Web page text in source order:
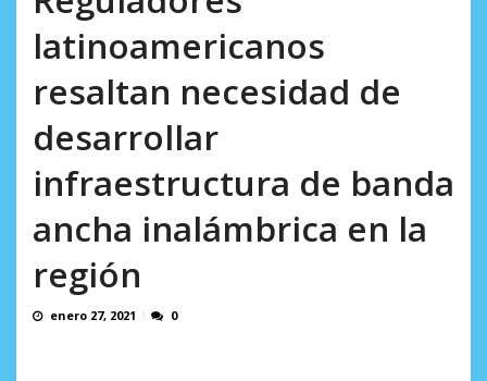
latinoamericanos
resaltan necesidad de
desarrollar
infraestructura de banda
ancha inalámbrica en la
región
enero 27, 2021 0